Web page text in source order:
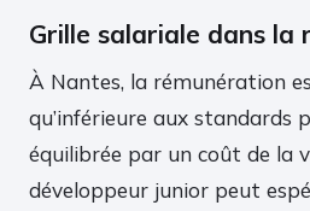
Grille salariale dans la
À Nantes, la rémunération
qu’inférieure aux standards
équilibrée par un coût de la
développeur junior peut